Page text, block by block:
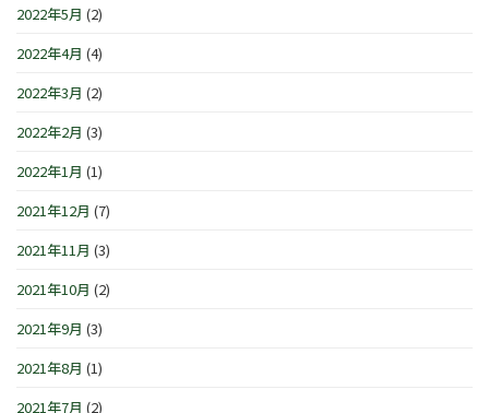
2022年5月 (2)
2022年4月 (4)
2022年3月 (2)
2022年2月 (3)
2022年1月 (1)
2021年12月 (7)
2021年11月 (3)
2021年10月 (2)
2021年9月 (3)
2021年8月 (1)
2021年7月 (2)